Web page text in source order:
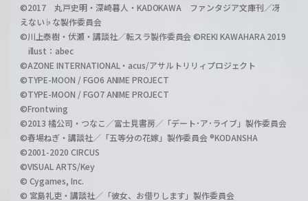
©2017 丸戸史明・深崎暮人・KADOKAWA ファンタジア文庫刊／冴
えない♭な製作委員会
©川上泰樹・伏瀬・講談社／転スラ製作委員会 ©REKI KAWAHARA 2019
illust：abec
©AZONE INTERNATIONAL・acus/アサルトリリィプロジェクト
©TYPE-MOON / FGO6 ANIME PROJECT
©TYPE-MOON / FGO7 ANIME PROJECT
©Frontwing
©2013 橘公司・つなこ／富士見書房／「デート･ア･ライブ」製作委員会
©春場ねぎ・講談社／「五等分の花嫁」製作委員会 ®KODANSHA
©2001-2020 CIRCUS
©VISUAL ARTS/Key
© Cygames, Inc.
© 宮島礼吏・講談社／「彼女、お借りします」製作委員会